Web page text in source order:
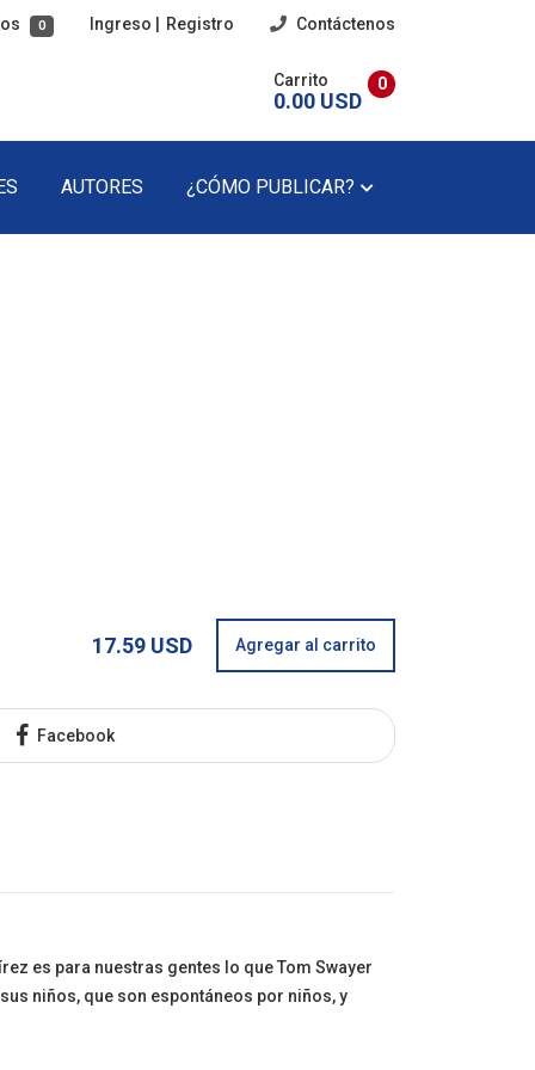
0 Ingreso Registro Contáctenos
0
Carrito
0.00 USD
AUTORES ¿CÓMO PUBLICAR?
17.59 USD Agregar al carrito
Facebook
es para nuestras gentes lo que Tom Swayer
niños, que son espontáneos por niños, y